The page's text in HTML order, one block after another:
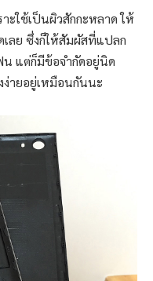
ะใช้เป็นผิวสักกะหลาด ให้
ลย ซึ่งก็ให้สัมผัสที่แปลก
แต่ก็มีข้อจำกัดอยู่นิด
ายอยู่เหมือนกันนะ